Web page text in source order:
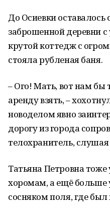
До Осиевки оставалось
заброшенной деревни
крутой коттедж с
стояла рубленая баня.
– Ого! Мать, вот нам бы
аренду взять, ­–
новоделом явно
дорогу из города
телохранитель,
Татьяна Петровна
хоромам, а ещё больше
сосняком поля, где был